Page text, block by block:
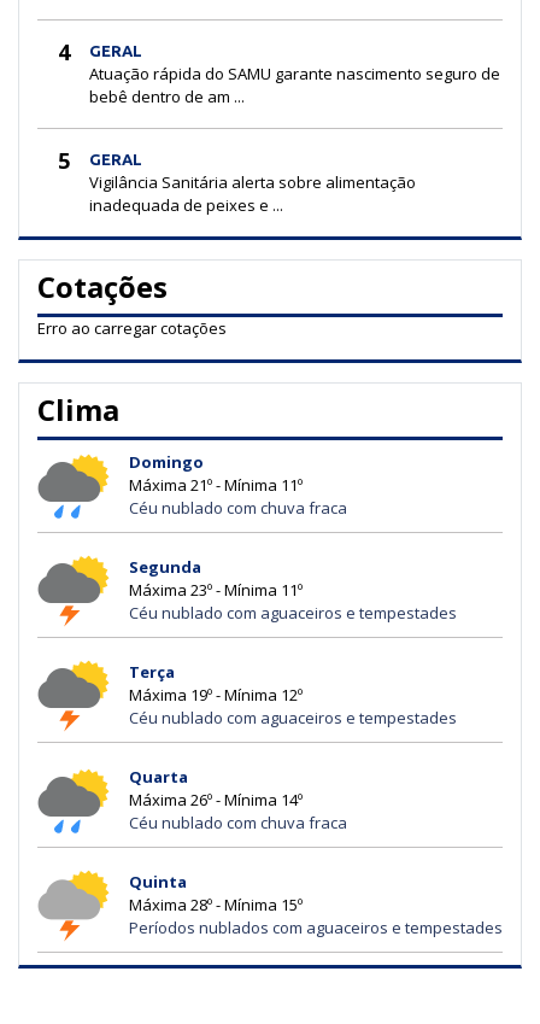
4 GERAL
Atuação rápida do SAMU garante nascimento seguro de
bebê dentro de am ...
5 GERAL
Vigilância Sanitária alerta sobre alimentação
inadequada de peixes e ...
Cotações
Erro ao carregar cotações
Clima
Domingo
Máxima 21º - Mínima 11º
Céu nublado com chuva fraca
Segunda
Máxima 23º - Mínima 11º
Céu nublado com aguaceiros e tempestades
Terça
Máxima 19º - Mínima 12º
Céu nublado com aguaceiros e tempestades
Quarta
Máxima 26º - Mínima 14º
Céu nublado com chuva fraca
Quinta
Máxima 28º - Mínima 15º
Períodos nublados com aguaceiros e tempestades